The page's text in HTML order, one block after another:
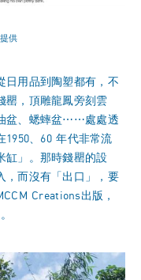
供
日用品到陶塑都有，不
罌，頂雕龍鳳旁刻雲
盆、蟋蟀盆⋯⋯處處透
1950、60 年代非常流
缸」。那時錢罌的設
，而沒有「出口」，要
Creations出版，